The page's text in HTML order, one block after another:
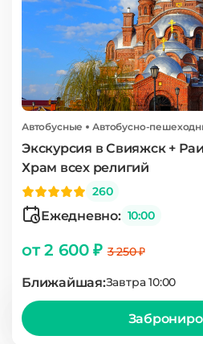
Автобусные Автобусно-
Экскурсия в Свияжск +
Храм всех религий
260
Ежедневно: 10:00
от 2 600 ₽3 250 ₽
Ближайшая:Завтра 10:00